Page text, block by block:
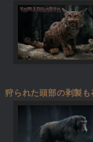
狩られた頭部の剥製